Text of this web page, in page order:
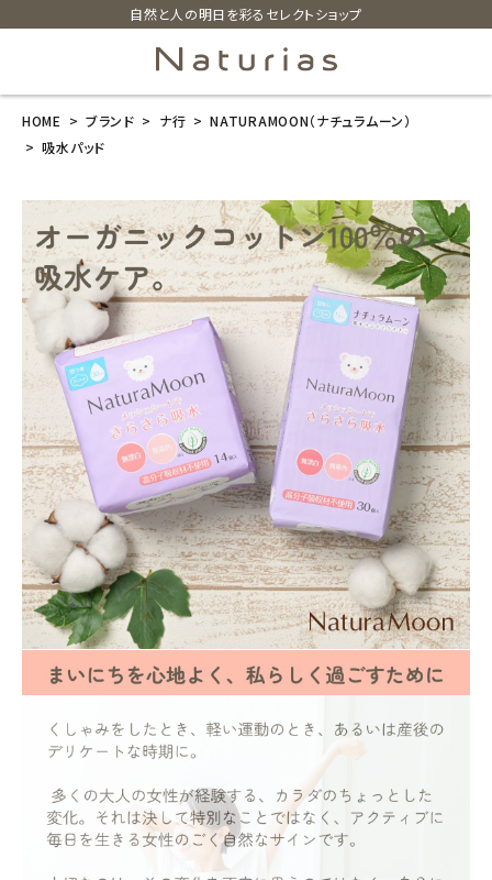
自然と人の明日を彩るセレクトショップ
新商品
カテゴリーから探す
美容・コスメ・香水
衛生用品
日用品雑貨
フェムケア
インナー・下着・ナイトウェア
キッズ・ベビー・マタニティ
ブランド
HOME ブランド ナ行
NATURAMOON（ナチュラムーン）
吸水パッド